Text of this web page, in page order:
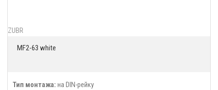
ZUBR
MF2-63 white
Тип монтажа: на DIN-рейку